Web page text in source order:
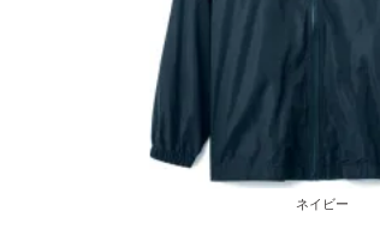
ネイビー